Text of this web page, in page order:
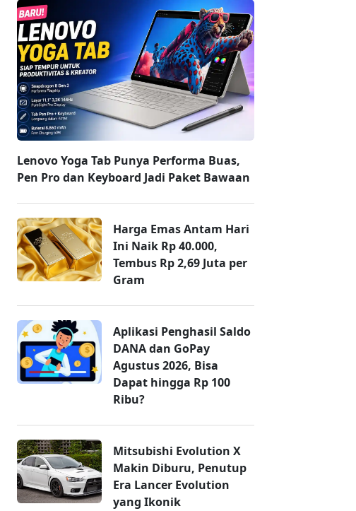
Lenovo Yoga Tab Punya Performa Buas,
Pen Pro dan Keyboard Jadi Paket Bawaan
Harga Emas Antam Hari
Ini Naik Rp 40.000,
Tembus Rp 2,69 Juta per
Gram
Aplikasi Penghasil Saldo
DANA dan GoPay
Agustus 2026, Bisa
Dapat hingga Rp 100
Ribu?
Mitsubishi Evolution X
Makin Diburu, Penutup
Era Lancer Evolution
yang Ikonik